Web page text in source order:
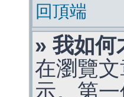
回頂端
» 我如何
在瀏覽
示。第